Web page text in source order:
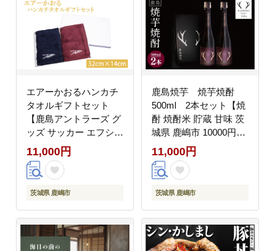
エアーかおるハンカチ
タオルギフトセット
【鹿島アントラーズ グ
ッズ サッカー エフシー
タオル はんかち アイテ
ム 茨城県 鹿嶋市】
（KH-52）
11,000円
茨城県 鹿嶋市
鹿島焼芋 焼芋焼酎
500ml 2本セット【焼
酎 焼酎米 貯蔵 甘味 茨
城県 鹿嶋市 10000円】
（KBK-39）
11,000円
茨城県 鹿嶋市